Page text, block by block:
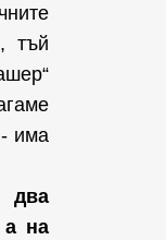
тъй
- има
два
а на